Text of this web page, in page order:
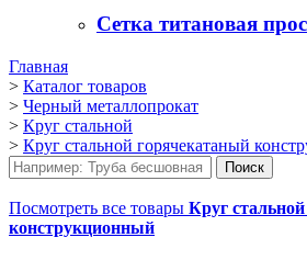
Сетка титановая
Главная
> Каталог товаров
> Черный металлопрокат
> Круг стальной
> Круг стальной горячекатаный
Посмотреть все товары Круг
конструкционный